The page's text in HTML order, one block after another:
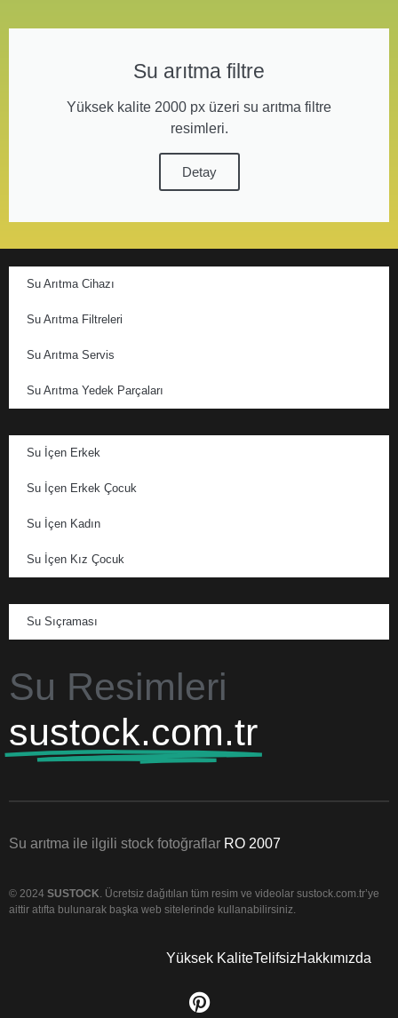
Su arıtma filtre
Yüksek kalite 2000 px üzeri su arıtma filtre
resimleri.
Detay
Su Arıtma Cihazı
Su Arıtma Filtreleri
Su Arıtma Servis
Su Arıtma Yedek Parçaları
Su İçen Erkek
Su İçen Erkek Çocuk
Su İçen Kadın
Su İçen Kız Çocuk
Su Sıçraması
Su Resimleri
sustock.com.tr
Su arıtma ile ilgili stock fotoğraflar RO 2007
© 2024 SUSTOCK. Ücretsiz dağıtılan tüm resim ve videolar sustock.com.tr’ye
aittir atıfta bulunarak başka web sitelerinde kullanabilirsiniz.
Yüksek KaliteTelifsizHakkımızda